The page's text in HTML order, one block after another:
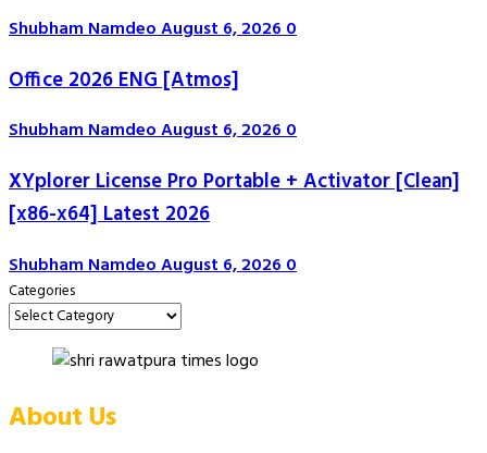
Shubham NamdeoAugust 6, 20260
Office 2026 ENG [Atmos]
Shubham NamdeoAugust 6, 20260
XYplorer License Pro Portable + Activator [Clean]
[x86-x64] Latest 2026
Shubham NamdeoAugust 6, 20260
Categories
About Us